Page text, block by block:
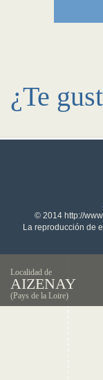
¿Te
© 2014 http://
La reproducción de
Localidad de
AIZENAY
(Pays de la Loire)